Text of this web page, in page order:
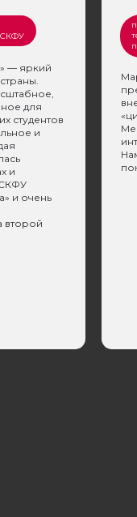
— яркий
для
студентов
и
и
и очень
второй
СКФУ